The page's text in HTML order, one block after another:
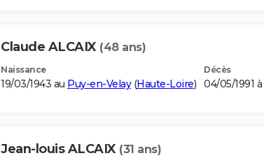
Claude ALCAIX (48 ans)
Naissance
19/03/1943 au Puy-en-Velay(Haute-Loire)
Décès
04/05/1991 à
Jean-louis ALCAIX (31 ans)